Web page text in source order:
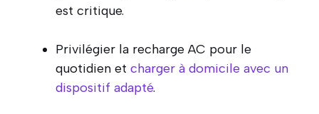
est critique.
Privilégier la recharge AC pour le
quotidien et charger à domicile avec un
dispositif adapté.